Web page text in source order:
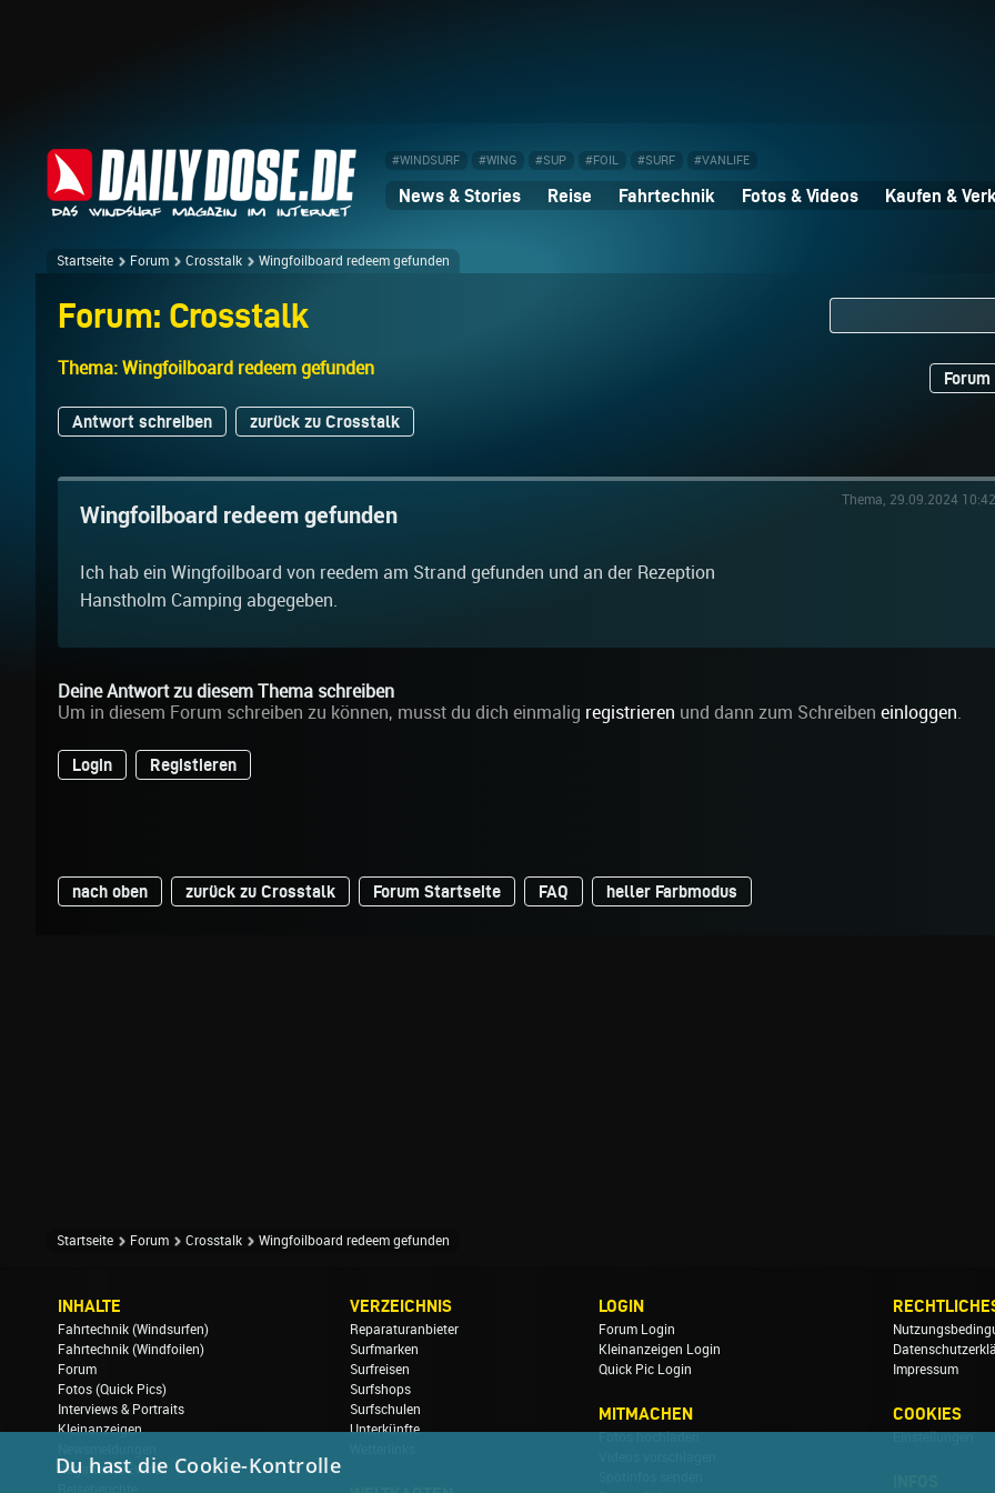
#WINDSURF #WING #SUP #FOIL #SURF #VANLIFE
News & Stories Reise Fahrtechnik Fotos & Videos Kaufen &
Startseite Forum Crosstalk Wingfoilboard redeem gefunden
Forum: Crosstalk
Thema: Wingfoilboard redeem gefunden
Antwort schreiben zurück zu Crosstalk
Wingfoilboard redeem gefunden
Ich hab ein Wingfoilboard von reedem am Strand gefunden und an der Rezeption
Hanstholm Camping abgegeben.
Thema, 29.09.2024
Deine Antwort zu diesem Thema schreiben
Um in diesem Forum schreiben zu können, musst du dich einmalig registrieren und dann zum Schreiben einloggen.
Login Registieren
nach oben zurück zu Crosstalk Forum Startseite FAQ heller Farbmodus
Startseite Forum Crosstalk Wingfoilboard redeem gefunden
INHALTE
Fahrtechnik (Windsurfen)
Fahrtechnik (Windfoilen)
Forum
Fotos (Quick Pics)
Interviews & Portraits
Kleinanzeigen
Regatten & Events
VERZEICHNIS
Reparaturanbieter
Surfmarken
Surfreisen
Surfshops
Surfschulen
Unterkünfte
LOGIN
Forum Login
Kleinanzeigen Login
Quick Pic Login
MITMACHEN
Impressum
COOKIES
Du hast die Cookie-Kontrolle